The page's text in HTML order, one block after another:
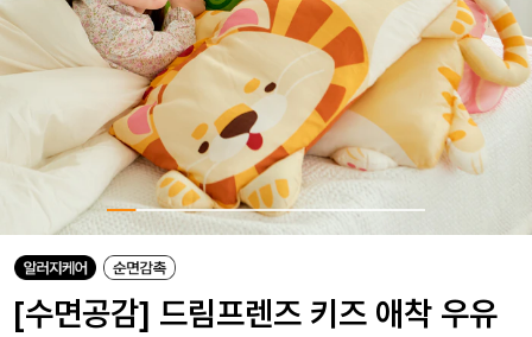
[수면공감] 드림프렌즈 키즈 애착 우유